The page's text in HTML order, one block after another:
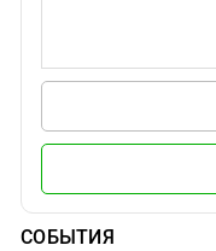
СОБЫТИЯ